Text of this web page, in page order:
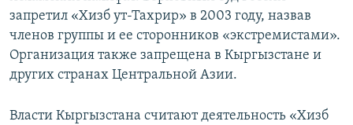
запретил «Хизб ут-Тахрир» в 2003 году, назвав
членов группы и ее сторонников «экстремистами».
Организация также запрещена в Кыргызстане и
других странах Центральной Азии.
Власти Кыргызстана считают деятельность «Хизб